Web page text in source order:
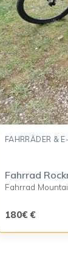
FAHRRÄDER &
Fahrrad
Fahrrad
180€ €